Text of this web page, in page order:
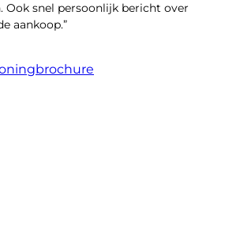
Ook snel persoonlijk bericht over
aankoop.”